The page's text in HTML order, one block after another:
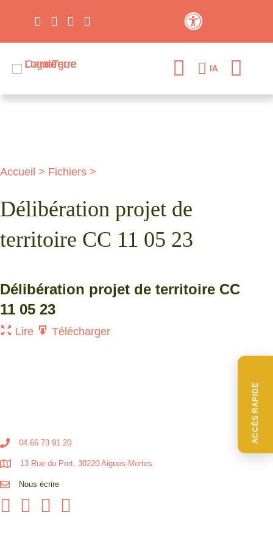
ACCÈS RAPIDE
IA
Accueil > Fichiers >
Délibération projet de
territoire CC 11 05 23
Délibération projet de territoire CC
11 05 23
Lire Télécharger
04 66 73 91 20
13 Rue du Port, 30220 Aigues-Mortes
Nous écrire